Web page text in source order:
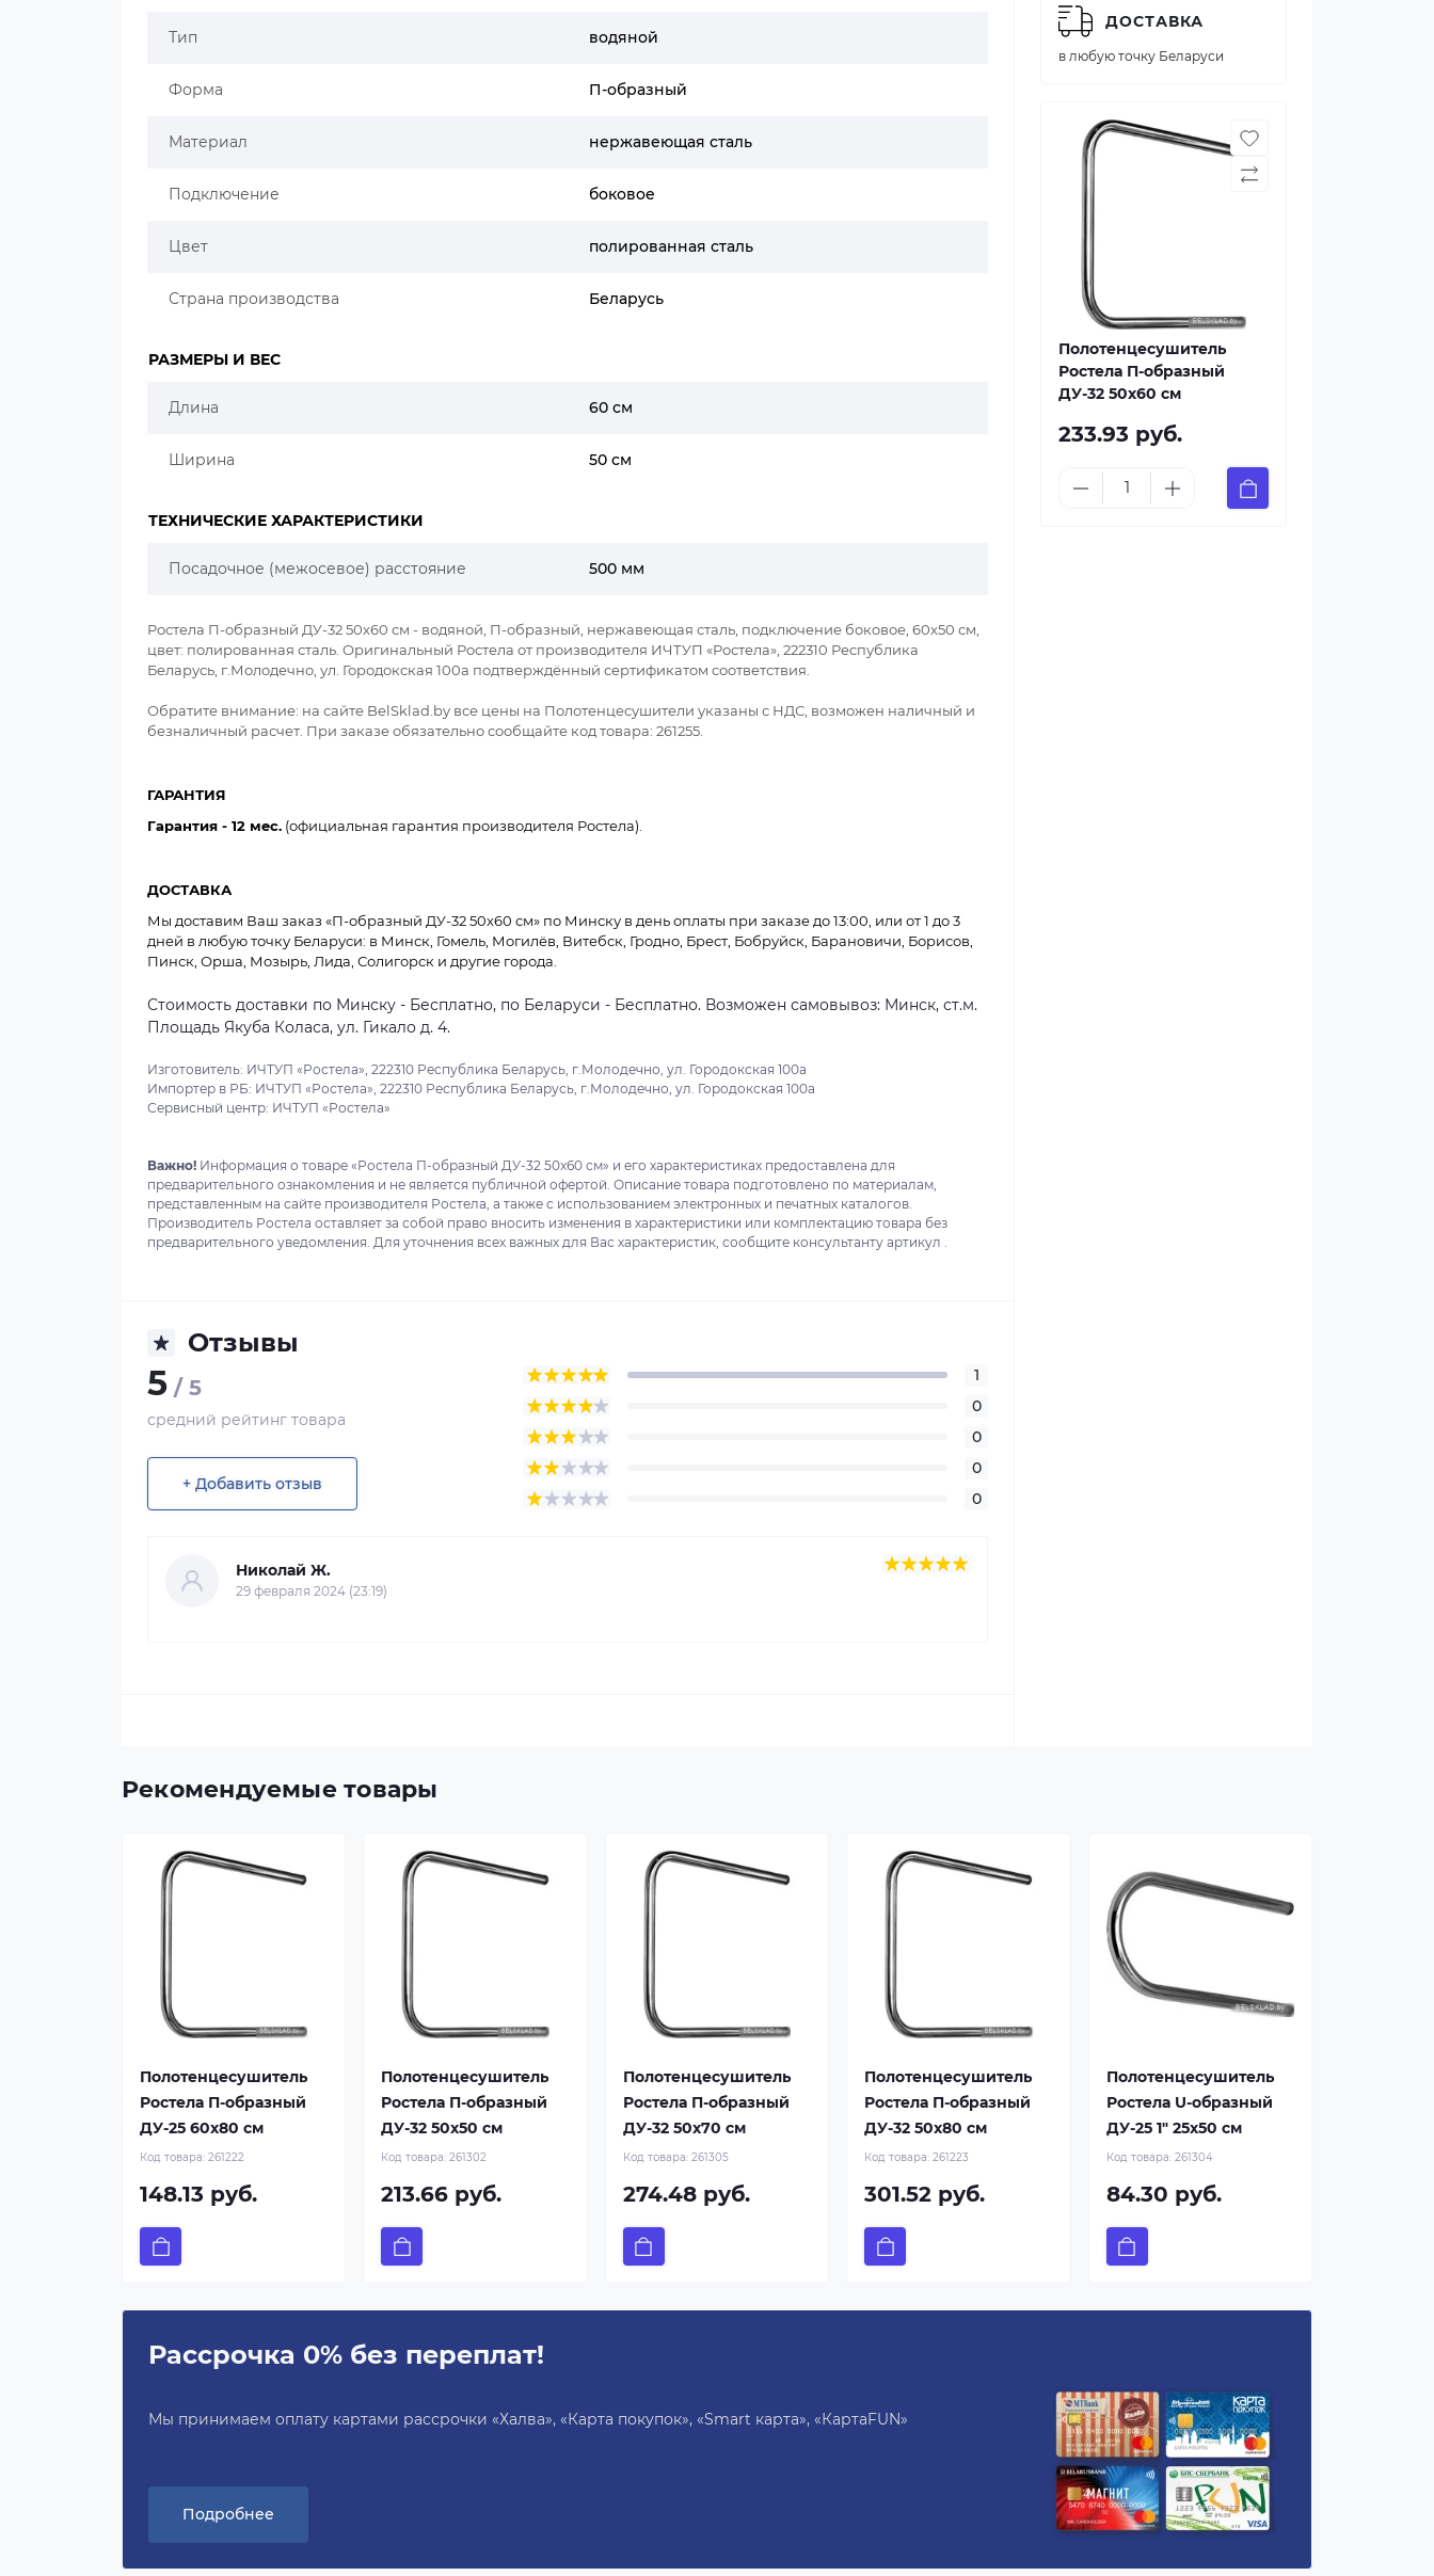
Тип водяной
Форма П-образный
Материал нержавеющая сталь
Подключение боковое
Цвет полированная сталь
Страна производства Беларусь
РАЗМЕРЫ И ВЕС
Длина 60 см
Ширина 50 см
ТЕХНИЧЕСКИЕ ХАРАКТЕРИСТИКИ
Посадочное (межосевое) расстояние 500 мм
Ростела П-образный ДУ-32 50x60 см - водяной, П-образный, нержавеющая сталь, подключение боковое, 60x50 см,
цвет: полированная сталь. Оригинальный Ростела от производителя ИЧТУП «Ростела», 222310 Республика
Беларусь, г.Молодечно, ул. Городокская 100а подтверждённый сертификатом соответствия.
Обратите внимание: на сайте BelSklad.by все цены на Полотенцесушители указаны с НДС, возможен наличный и
безналичный расчет. При заказе обязательно сообщайте код товара: 261255.
ГАРАНТИЯ
Гарантия - 12 мес. (официальная гарантия производителя Ростела).
ДОСТАВКА
Мы доставим Ваш заказ «П-образный ДУ-32 50x60 см» по Минску в день оплаты при заказе до 13:00, или от 1 до 3
дней в любую точку Беларуси: в Минск, Гомель, Могилёв, Витебск, Гродно, Брест, Бобруйск, Барановичи, Борисов,
Пинск, Орша, Мозырь, Лида, Солигорск и другие города.
Стоимость доставки по Минску - Бесплатно, по Беларуси - Бесплатно. Возможен самовывоз: Минск, ст.м.
Площадь Якуба Коласа, ул. Гикало д. 4.
Изготовитель: ИЧТУП «Ростела», 222310 Республика Беларусь, г.Молодечно, ул. Городокская 100а
Импортер в РБ: ИЧТУП «Ростела», 222310 Республика Беларусь, г.Молодечно, ул. Городокская 100а
Сервисный центр: ИЧТУП «Ростела»
Важно! Информация о товаре «Ростела П-образный ДУ-32 50x60 см» и его характеристиках предоставлена для
предварительного ознакомления и не является публичной офертой. Описание товара подготовлено по материалам,
представленным на сайте производителя Ростела, а также с использованием электронных и печатных каталогов.
Производитель Ростела оставляет за собой право вносить изменения в характеристики или комплектацию товара без
предварительного уведомления. Для уточнения всех важных для Вас характеристик, сообщите консультанту артикул .
Отзывы
5 / 5
средний рейтинг товара
+ Добавить отзыв
1
0
0
0
0
Николай Ж.
29 февраля 2024 (23:19)
ДОСТАВКА
в любую точку Беларуси
Полотенцесушитель
Ростела П-образный
ДУ-32 50x60 см
233.93 руб.
Рекомендуемые товары
Полотенцесушитель
Ростела П-образный
ДУ-25 60x80 см
Код товара: 261222
148.13 руб.
Полотенцесушитель
Ростела П-образный
ДУ-32 50x50 см
Код товара:261302
213.66 руб.
Полотенцесушитель
Ростела П-образный
ДУ-32 50x70 см
Код товара: 261305
274.48 руб.
Полотенцесушитель
Ростела П-образный
ДУ-32 50x80 см
Код товара:261223
301.52 руб.
Полотенцесушитель
Ростела U-образный
ДУ-25 1" 25x50 см
Код товара: 261304
84.30 руб.
Рассрочка 0% без переплат!
Мы принимаем оплату картами рассрочки «Халва», «Карта покупок», «Smart карта», «КартаFUN»
Подробнее